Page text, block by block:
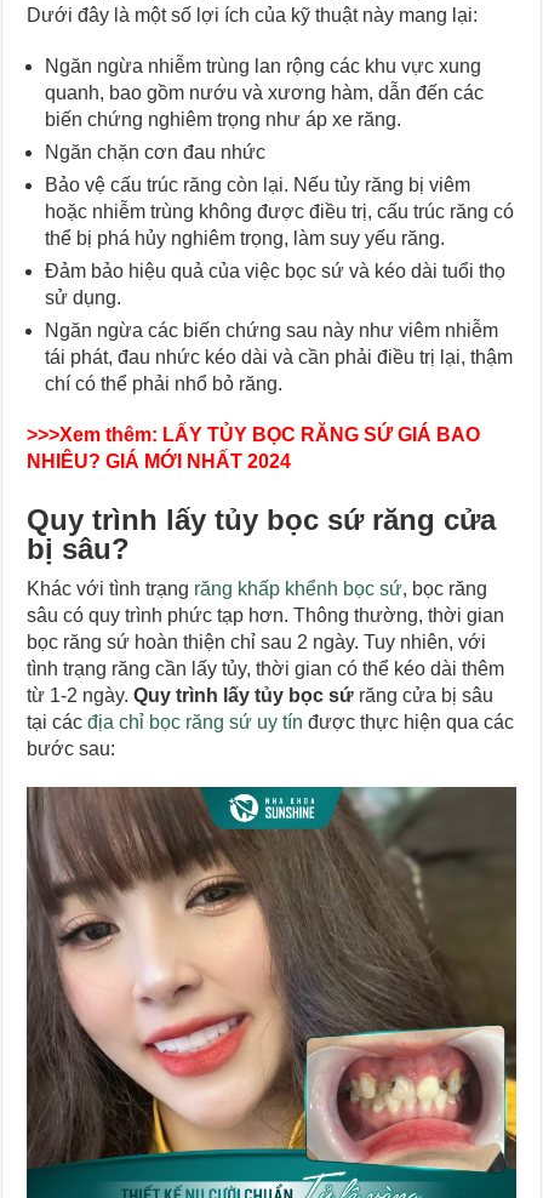
Dưới đây là một số lợi ích của kỹ thuật này mang lại:
Ngăn ngừa nhiễm trùng lan rộng các khu vực xung
quanh, bao gồm nướu và xương hàm, dẫn đến các
biến chứng nghiêm trọng như áp xe răng.
Ngăn chặn cơn đau nhức
Bảo vệ cấu trúc răng còn lại. Nếu tủy răng bị viêm
hoặc nhiễm trùng không được điều trị, cấu trúc răng có
thể bị phá hủy nghiêm trọng, làm suy yếu răng.
Đảm bảo hiệu quả của việc bọc sứ và kéo dài tuổi thọ
sử dụng.
Ngăn ngừa các biến chứng sau này như viêm nhiễm
tái phát, đau nhức kéo dài và cần phải điều trị lại, thậm
chí có thể phải nhổ bỏ răng.
>>>Xem thêm: LẤY TỦY BỌC RĂNG SỨ GIÁ BAO
NHIÊU? GIÁ MỚI NHẤT 2024
Quy trình lấy tủy bọc sứ răng cửa
bị sâu?
Khác với tình trạng răng khấp khểnh bọc sứ, bọc răng
sâu có quy trình phức tạp hơn. Thông thường, thời gian
bọc răng sứ hoàn thiện chỉ sau 2 ngày. Tuy nhiên, với
tình trạng răng cần lấy tủy, thời gian có thể kéo dài thêm
từ 1-2 ngày.Quy trình lấy tủy bọc sứ răng cửa bị sâu
tại các địa chỉ bọc răng sứ uy tín được thực hiện qua các
bước sau: